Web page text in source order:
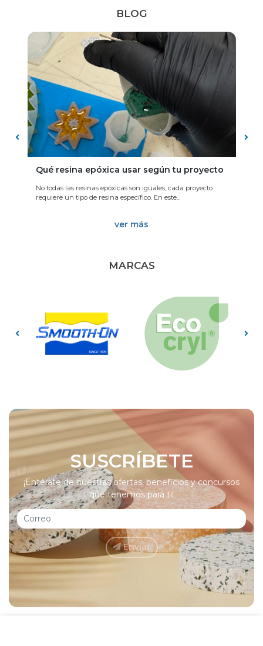
BLOG
Qué resina epóxica usar según tu proyecto
No todas las resinas epóxicas son iguales; cada proyecto
requiere un tipo de resina específico. En este...
ver más
MARCAS
SUSCRÍBETE
¡Entérate de nuestras ofertas, beneficios y concursos
que tenemos para ti!
Enviar